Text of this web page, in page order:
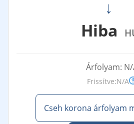
→
Hiba
Árfolyam:
Frissítve:N/A
Cseh korona árfolyam